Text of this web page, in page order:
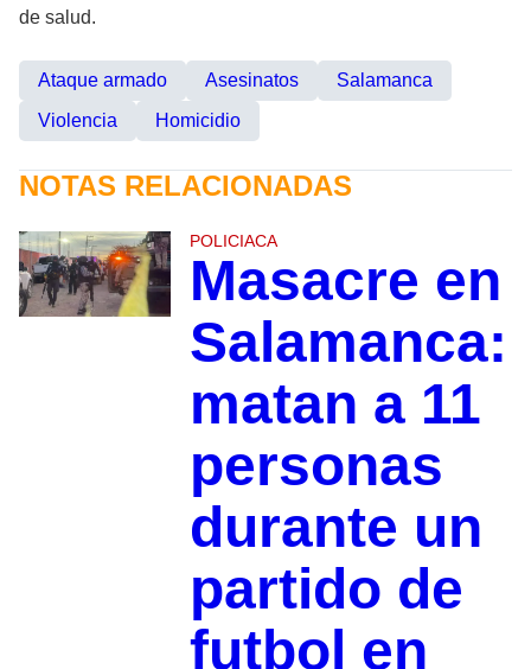
de salud.
Ataque armado Asesinatos
Salamanca
Violencia
Homicidio
NOTAS RELACIONADAS
POLICIACA
Masacre en
Salamanca:
matan a 11
personas
durante un
partido de
futbol en